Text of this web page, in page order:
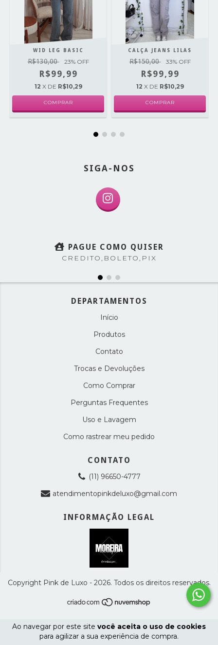
Ao navegar por este site você aceita o uso de cookies
para agilizar a sua experiência de compra.
WID LEG BASIC
R$130,00 23% OFF
R$99,99
12 X DE R$10,29
COMPRAR
CALÇA JEANS LILAS
R$150,00 33% OFF
R$99,99
12 X DE R$10,29
COMPRAR
SIGA-NOS
PAGUE COMO QUISER
CREDITO,BOLETO,PIX
DEPARTAMENTOS
Início
Produtos
Contato
Trocas e Devoluções
Como Comprar
Perguntas Frequentes
Uso e Lavagem
Como rastrear meu pedido
CONTATO
(11) 96650-4777
atendimentopinkdeluxo@gmail.com
INFORMAÇÃO LEGAL
Copyright Pink de Luxo - 2026. Todos os direitos reservados.